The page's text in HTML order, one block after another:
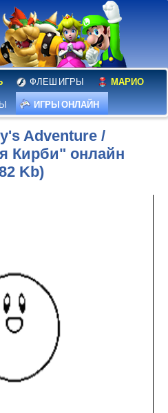
ФЛЕШ ИГРЫ МАРИО
ИГРЫ ОНЛАЙН
Adventure /
Кирби" онлайн
Kb)